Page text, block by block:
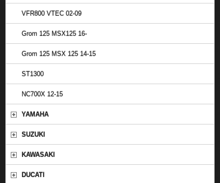
VFR800 VTEC 02-09
Grom 125 MSX125 16-
Grom 125 MSX 125 14-15
ST1300
NC700X 12-15
YAMAHA
SUZUKI
KAWASAKI
DUCATI